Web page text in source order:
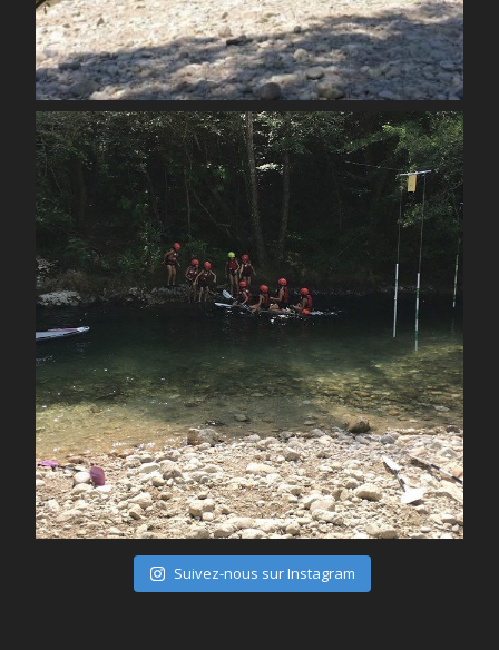
Août 12
spcoccanoekayakduloup
Juil 28
Suivez-nous sur Instagram